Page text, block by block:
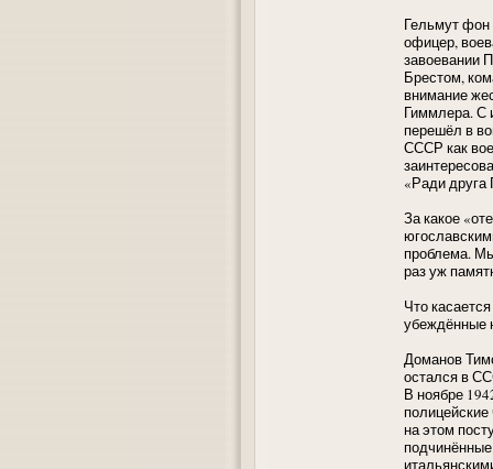
Гельмут фон
офицер,
завоевании
Брестом,
внимание
Гиммлера. С
перешёл в
СССР как
«Ради друга
За какое
проблема.
раз уж
Что
убеждённые
Доманов
остался в
В ноябре
на этом